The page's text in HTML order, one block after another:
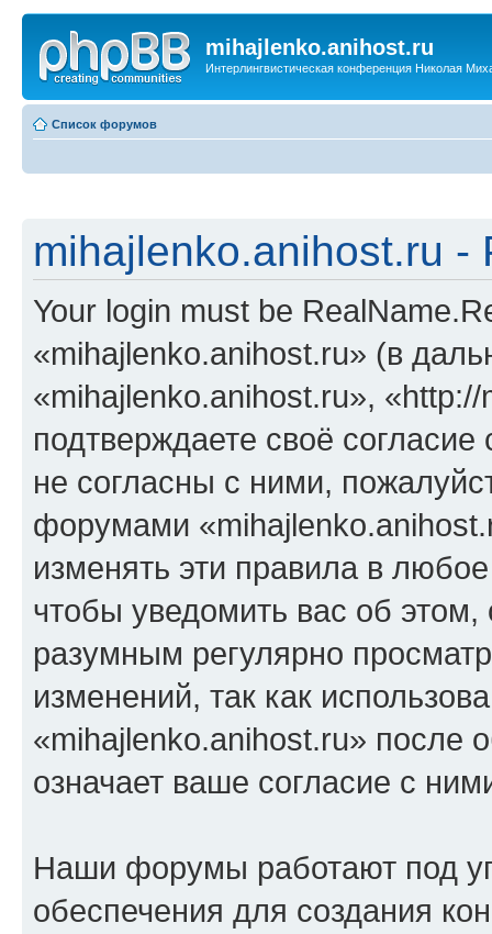
mihajlenko.anihost.ru
Интерлингвистическая конференция Николая
Список форумов
mihajlenko.anihost.ru -
Your login must be
«mihajlenko.anihost.ru» (в
«mihajlenko.anihost.ru»,
подтверждаете своё
не согласны с ними,
форумами
изменять эти правила в
чтобы уведомить вас об
разумным регулярно
изменений, так как
«mihajlenko.anihost.ru» после
означает ваше согласие с
Наши форумы работают под
обеспечения для создания